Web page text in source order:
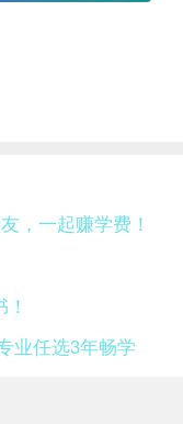
，一起赚学费！
业任选3年畅学